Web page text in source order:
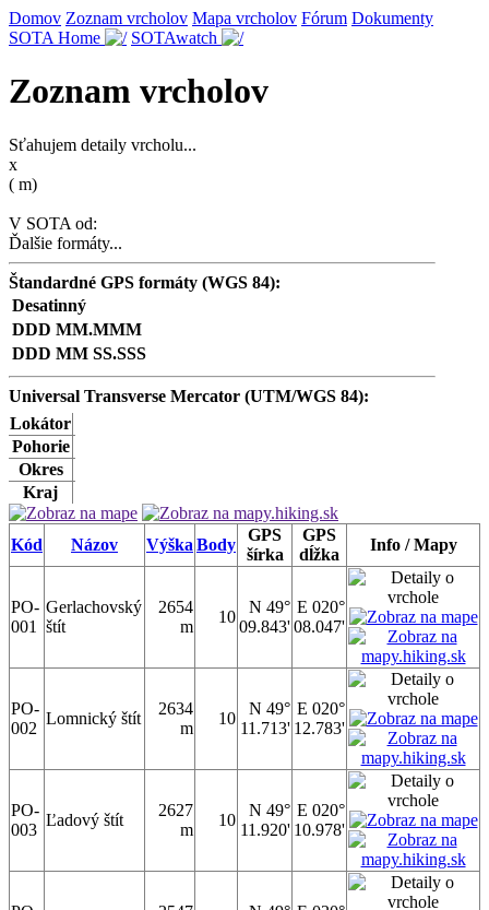
Domov Zoznam vrcholov Mapa vrcholov Fórum Dokumenty
SOTA Home
SOTAwatch
Zoznam vrcholov
Sťahujem detaily vrcholu...
x
( m)
V SOTA od:
Ďalšie formáty...
Štandardné GPS formáty (WGS 84):
Desatinný
DDD MM.MMM
DDD MM SS.SSS
Universal Transverse Mercator (UTM/WGS 84):
Lokátor
Pohorie
Okres
Kraj
Kód Názov Výška Body
GPS
šírka
GPS
dĺžka
Info / Mapy
PO-
001
Gerlachovský
štít
2654
m
10
N 49°
09.843'
E 020°
08.047'
PO-
002
Lomnický štít
2634
m
10
N 49°
11.713'
E 020°
12.783'
PO-
003
Ľadový štít
2627
m
10
N 49°
11.920'
E 020°
10.978'